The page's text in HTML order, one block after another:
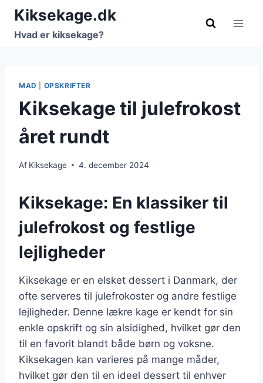
Fortsæt
indhold
Kiksekage.dk
Hvad er kiksekage?
MAD OPSKRIFTER
Kiksekage til julefrokost
året rundt
Af Kiksekage 4. december 2024
Kiksekage: En klassiker til
julefrokost og festlige
lejligheder
Kiksekage er en elsket dessert i Danmark, der
ofte serveres til julefrokoster og andre festlige
lejligheder. Denne lækre kage er kendt for sin
enkle opskrift og sin alsidighed, hvilket gør den
til en favorit blandt både børn og voksne.
Kiksekagen kan varieres på mange måder,
hvilket gør den til en ideel dessert til enhver